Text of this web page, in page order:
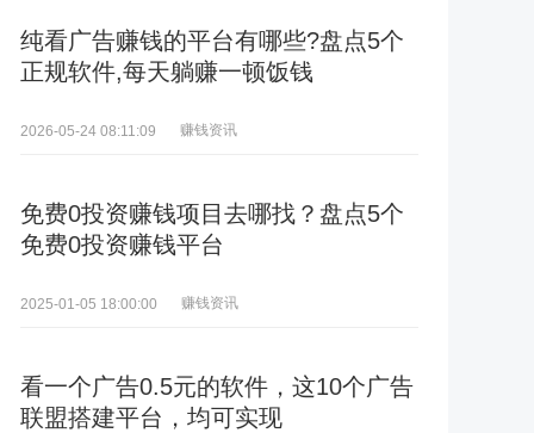
纯看广告赚钱的平台有哪些?盘点5个
正规软件,每天躺赚一顿饭钱
2026-05-24 08:11:09 赚钱资讯
免费0投资赚钱项目去哪找？盘点5个
免费0投资赚钱平台
2025-01-05 18:00:00 赚钱资讯
看一个广告0.5元的软件，这10个广告
联盟搭建平台，均可实现